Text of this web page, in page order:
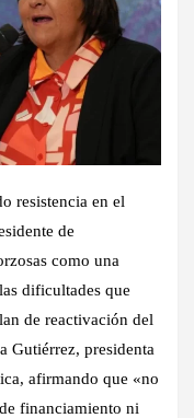
resistencia en el
de
como una
dificultades que
de reactivación del
Gutiérrez, presidenta
afirmando que «no
financiamiento ni